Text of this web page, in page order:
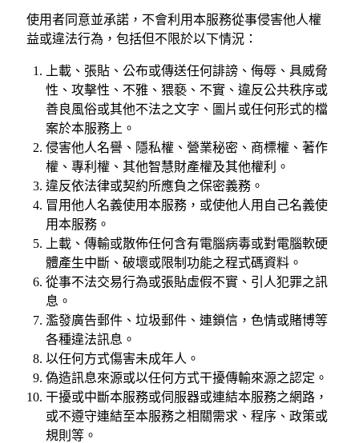
使用者同意並承諾，不會利用本服務從事侵害他人權
益或違法行為，包括但不限於以下情況：
上載、張貼、公布或傳送任何誹謗、侮辱、具威脅
性、攻擊性、不雅、猥褻、不實、違反公共秩序或
善良風俗或其他不法之文字、圖片或任何形式的檔
案於本服務上。
侵害他人名譽、隱私權、營業秘密、商標權、著作
權、專利權、其他智慧財產權及其他權利。
違反依法律或契約所應負之保密義務。
冒用他人名義使用本服務，或使他人用自己名義使
用本服務。
上載、傳輸或散佈任何含有電腦病毒或對電腦軟硬
體產生中斷、破壞或限制功能之程式碼資料。
從事不法交易行為或張貼虛假不實、引人犯罪之訊
息。
濫發廣告郵件、垃圾郵件、連鎖信，色情或賭博等
各種違法訊息。
以任何方式傷害未成年人。
偽造訊息來源或以任何方式干擾傳輸來源之認定。
干擾或中斷本服務或伺服器或連結本服務之網路，
或不遵守連結至本服務之相關需求、程序、政策或
規則等。